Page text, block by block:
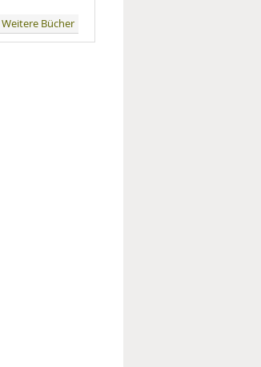
Weitere Bücher